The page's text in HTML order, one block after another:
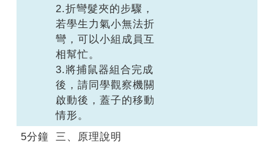
2.折彎髮夾的步驟，
若學生力氣小無法折
彎，可以小組成員互
相幫忙。
3.將捕鼠器組合完成
後，請同學觀察機關
啟動後，蓋子的移動
情形。
5分鐘
三、原理說明